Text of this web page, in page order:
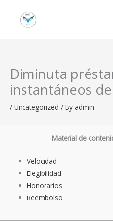
Diminuta
instantáneos
/ Uncategorized / By admin
Material de
Velocidad
Elegibilidad
Honorarios
Reembolso